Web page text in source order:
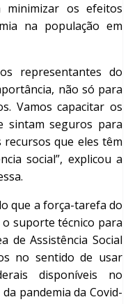
minimizar os efeitos
na população em
representantes do
não só para
Vamos capacitar os
sintam seguros para
que eles têm
social”, explicou a
que a força-tarefa do
suporte técnico para
de Assistência Social
no sentido de usar
disponíveis no
pandemia da Covid-